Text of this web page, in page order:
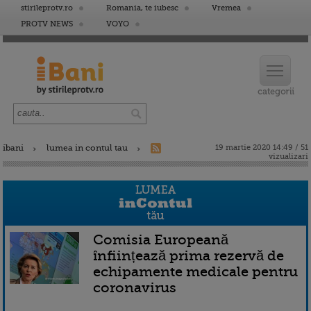
stirileprotv.ro Romania, te iubesc
Vremea
PROTV NEWS
VOYO
ibani lumea in contul tau
19 martie 2020 14:49 / 51
vizualizari
Comisia Europeană
înființează prima rezervă de
echipamente medicale pentru
coronavirus